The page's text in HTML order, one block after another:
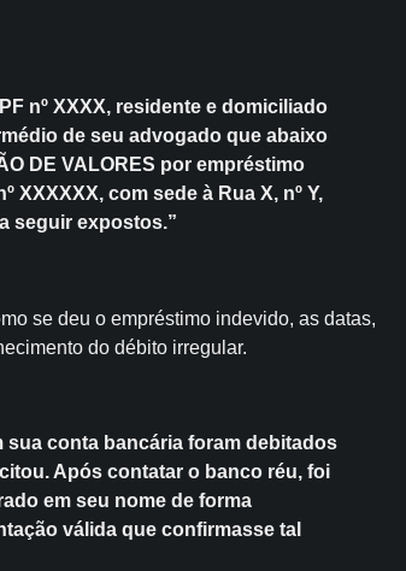
nº XXXX, residente e domiciliado
de seu advogado que abaixo
DE VALORES por empréstimo
XXXXXX, com sede à Rua X, nº Y,
seguir expostos.”
se deu o empréstimo indevido, as datas,
do débito irregular.
sua conta bancária foram debitados
Após contatar o banco réu, foi
em seu nome de forma
válida que confirmasse tal